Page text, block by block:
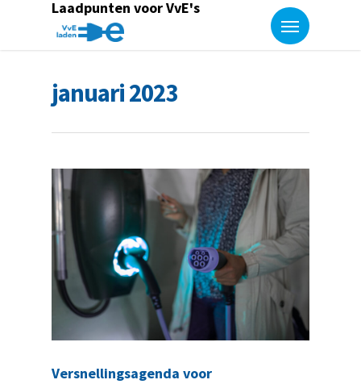
Laadpunten voor VvE's
januari 2023
Versnellingsagenda voor